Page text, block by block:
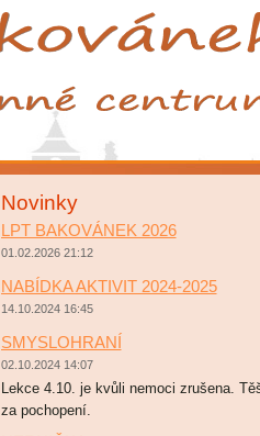
Novinky
LPT BAKOVÁNEK 2026
01.02.2026 21:12
NABÍDKA AKTIVIT 2024-2025
14.10.2024 16:45
SMYSLOHRANÍ
02.10.2024 14:07
Lekce 4.10. je kvůli nemoci zrušena.
za pochopení.